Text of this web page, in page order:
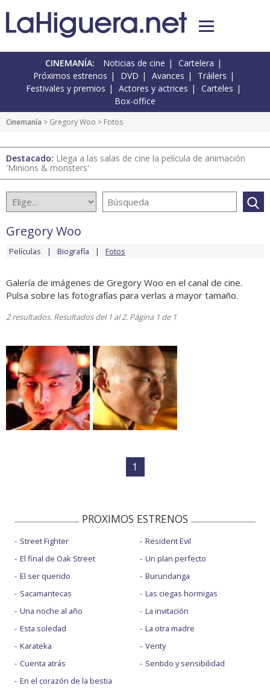
CINEMANÍA: Noticias de cine
Cartelera
Próximos estrenos
DVD Avances
Tráilers
Festivales y premios
Actores y actrices
Carteles
Box-office
Cinemanía > Gregory Woo > Fotos
Destacado: Llega a las salas de cine la película de animación
'Minions & monsters'
Gregory Woo
Películas Biografía Fotos
Galería de imágenes de Gregory Woo en el canal de cine.
Pulsa sobre las fotografías para verlas a mayor tamaño.
2 resultados. Resultados del 1 al 2. Página 1 de 1
1
PROXIMOS ESTRENOS
Street Fighter
El final de Oak Street
El ser querido
Sacamantecas
Una noche al año
Esta soledad
Karateka
Cuenta atrás
En el corazón de la bestia
Resident Evil
Un plan perfecto
Burundanga
Las ciegas hormigas
La invitación
La otra madre
Verity
Sentido y sensibilidad